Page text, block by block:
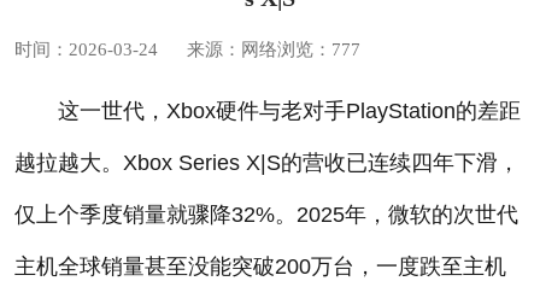
时间：2026-03-24 来源：网络浏览： 777
这一世代，Xbox硬件与老对手PlayStation的差距
越拉越大。Xbox Series X|S的营收已连续四年下滑，
仅上个季度销量就骤降32%。2025年，微软的次世代
主机全球销量甚至没能突破200万台，一度跌至主机